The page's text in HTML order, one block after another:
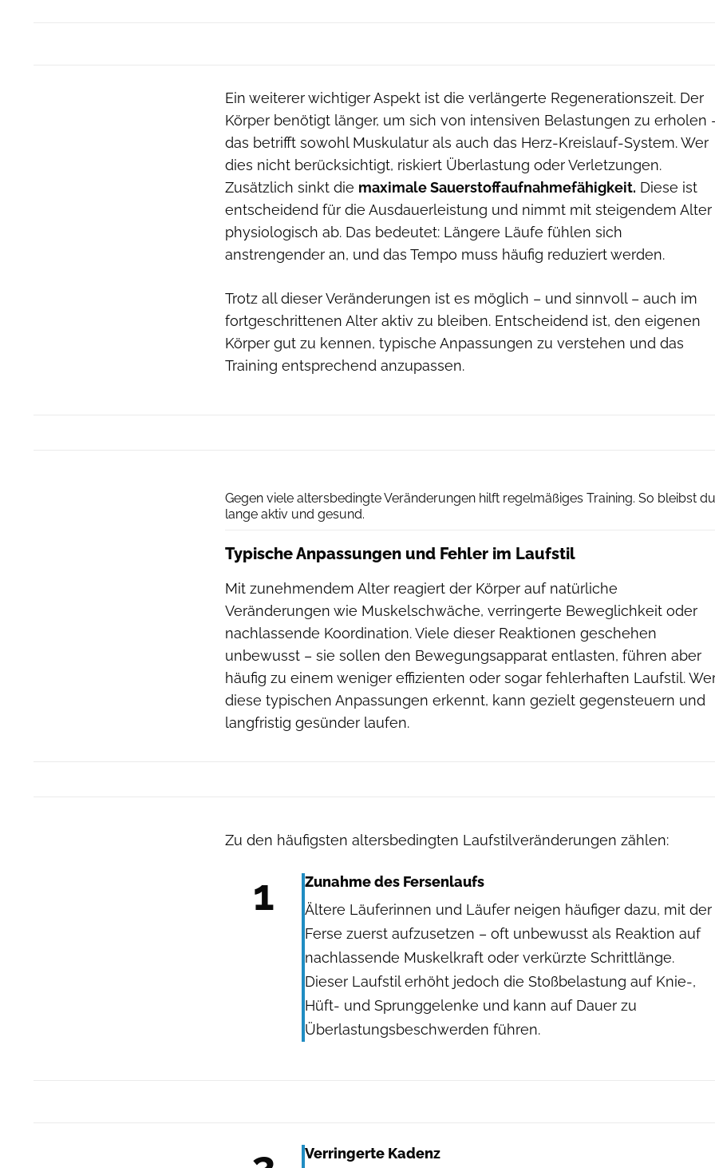
Ein weiterer wichtiger Aspekt ist die verlängerte Regenerationszeit. Der
Körper benötigt länger, um sich von intensiven Belastungen zu erholen
das betrifft sowohl Muskulatur als auch das Herz-Kreislauf-System. Wer
dies nicht berücksichtigt, riskiert Überlastung oder Verletzungen.
Zusätzlich sinkt die maximale Sauerstoffaufnahmefähigkeit. Diese ist
entscheidend für die Ausdauerleistung und nimmt mit steigendem Alter
physiologisch ab. Das bedeutet: Längere Läufe fühlen sich
anstrengender an, und das Tempo muss häufig reduziert werden.
Trotz all dieser Veränderungen ist es möglich – und sinnvoll – auch im
fortgeschrittenen Alter aktiv zu bleiben. Entscheidend ist, den eigenen
Körper gut zu kennen, typische Anpassungen zu verstehen und das
Training entsprechend anzupassen.
Gegen viele altersbedingte Veränderungen hilft regelmäßiges Training. So bleibst du
lange aktiv und gesund.
Typische Anpassungen und Fehler im Laufstil
Mit zunehmendem Alter reagiert der Körper auf natürliche
Veränderungen wie Muskelschwäche, verringerte Beweglichkeit oder
nachlassende Koordination. Viele dieser Reaktionen geschehen
unbewusst – sie sollen den Bewegungsapparat entlasten, führen aber
häufig zu einem weniger effizienten oder sogar fehlerhaften Laufstil.
diese typischen Anpassungen erkennt, kann gezielt gegensteuern und
langfristig gesünder laufen.
Zu den häufigsten altersbedingten Laufstilveränderungen zählen:
1
Zunahme des Fersenlaufs
Ältere Läuferinnen und Läufer neigen häufiger dazu, mit der
Ferse zuerst aufzusetzen – oft unbewusst als Reaktion auf
nachlassende Muskelkraft oder verkürzte Schrittlänge.
Dieser Laufstil erhöht jedoch die Stoßbelastung auf Knie-,
Hüft- und Sprunggelenke und kann auf Dauer zu
Überlastungsbeschwerden führen.
Verringerte Kadenz